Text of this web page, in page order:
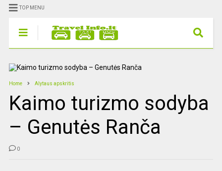
TOP MENU
Home Alytaus apskritis
Kaimo turizmo sodyba
– Genutės Ranča
0